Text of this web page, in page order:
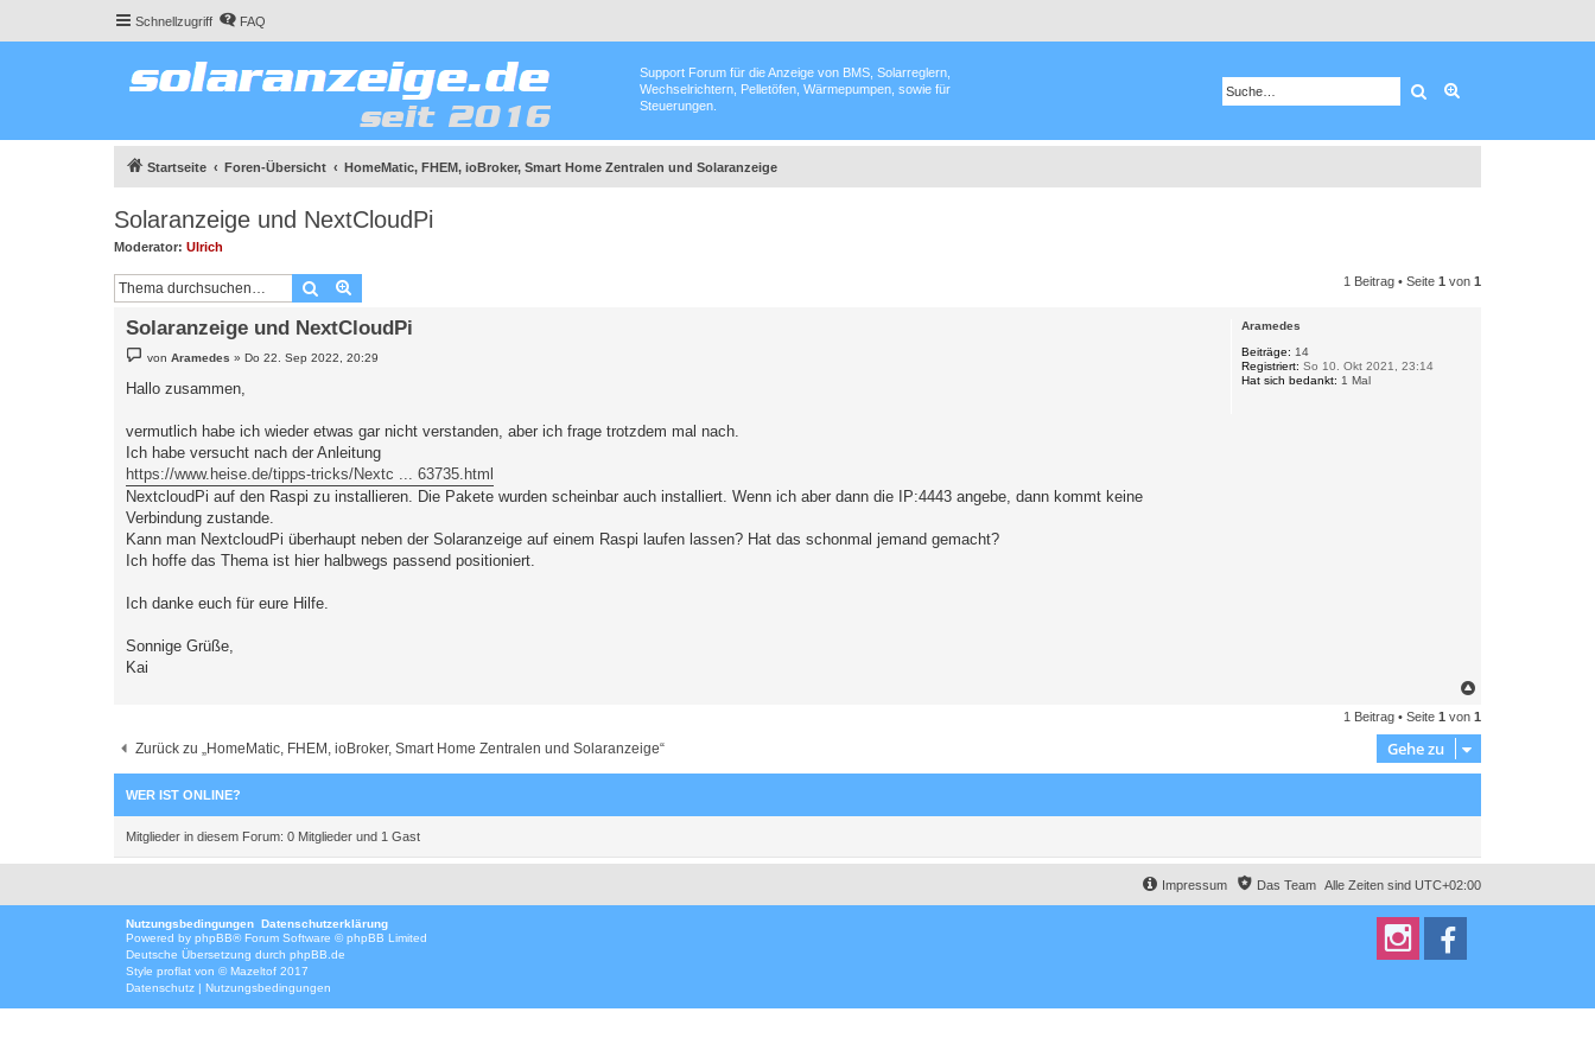
Schnellzugriff FAQ
Support Forum für die Anzeige von BMS, Solarreglern,
Wechselrichtern, Pelletöfen, Wärmepumpen, sowie für
Steuerungen.
Suche
Startseite Foren-Übersicht HomeMatic, FHEM, ioBroker, Smart Home Zentralen und Solaranzeige
Solaranzeige und NextCloudPi
Moderator: Ulrich
Suche 1 Beitrag • Seite 1 von 1
Aramedes
Beiträge: 14
Registriert: So 10. Okt 2021, 23:14
Hat sich bedankt: 1 Mal
Solaranzeige und NextCloudPi
e
i
t
g
vonAramedes »Do 22. Sep 2022, 20:29
Hallo zusammen,
vermutlich habe ich wieder etwas gar nicht verstanden, aber ich frage trotzdem mal nach.
Ich habe versucht nach der Anleitung
https://www.heise.de/tipps-tricks/Nextc ... 63735.html
NextcloudPi auf den Raspi zu installieren. Die Pakete wurden scheinbar auch installiert. Wenn ich aber dann die IP:4443 angebe, dann kommt keine
Verbindung zustande.
Kann man NextcloudPi überhaupt neben der Solaranzeige auf einem Raspi laufen lassen? Hat das schonmal jemand gemacht?
Ich hoffe das Thema ist hier halbwegs passend positioniert.
Ich danke euch für eure Hilfe.
Sonnige Grüße,
Kai
c
h
b
1 Beitrag • Seite 1 von 1
Zurück zu „HomeMatic, FHEM, ioBroker, Smart Home Zentralen und Solaranzeige“ Gehe zu
WER IST ONLINE?
Mitglieder in diesem Forum: 0 Mitglieder und 1 Gast
Alle Zeiten sind UTC+02:00
Das Team
Impressum
Nutzungsbedingungen Datenschutzerklärung
Powered by phpBB® Forum Software © phpBB Limited
Deutsche Übersetzung durch phpBB.de
Style proflat von ©Mazeltof 2017
Datenschutz | Nutzungsbedingungen